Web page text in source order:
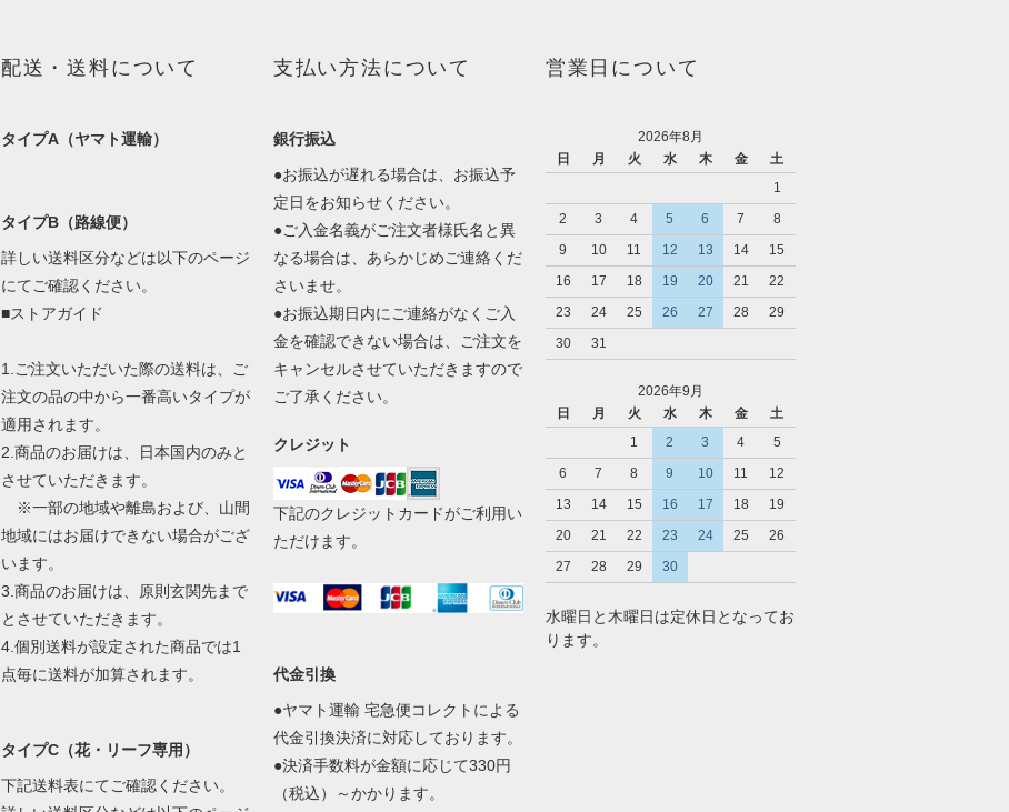
配送・送料について
タイプA（ヤマト運輸）
タイプB（路線便）
詳しい送料区分などは以下のページ
にてご確認ください。
■ストアガイド
1.ご注文いただいた際の送料は、ご
注文の品の中から一番高いタイプが
適用されます。
2.商品のお届けは、日本国内のみと
させていただきます。
※一部の地域や離島および、山間
地域にはお届けできない場合がござ
います。
3.商品のお届けは、原則玄関先まで
とさせていただきます。
4.個別送料が設定された商品では1
点毎に送料が加算されます。
タイプC（花・リーフ専用）
下記送料表にてご確認ください。
支払い方法について
銀行振込
●お振込が遅れる場合は、お振込予
定日をお知らせください。
●ご入金名義がご注文者様氏名と異
なる場合は、あらかじめご連絡くだ
さいませ。
●お振込期日内にご連絡がなくご入
金を確認できない場合は、ご注文を
キャンセルさせていただきますので
ご了承ください。
クレジット
下記のクレジットカードがご利用い
ただけます。
代金引換
●ヤマト運輸 宅急便コレクトによる
代金引換決済に対応しております。
●決済手数料が金額に応じて330円
（税込）～かかります。
営業日について
2026年8月
日
月 火 水 木 金
土
1
2
3 4 5 6 7
8
9
10 11 12 13 14
15
16
17 18 19 20 21
22
23
24 25 26 27 28
29
30
31
2026年9月
日
月 火 水 木 金
土
1
2 3 4
5
6
7 8 9 10 11
12
13
14 15 16 17 18
19
20
21 22 23 24 25
26
27
28 29 30
水曜日と木曜日は定休日となってお
ります。